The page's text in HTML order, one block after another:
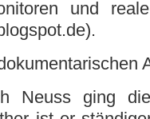
und
Neuss ging